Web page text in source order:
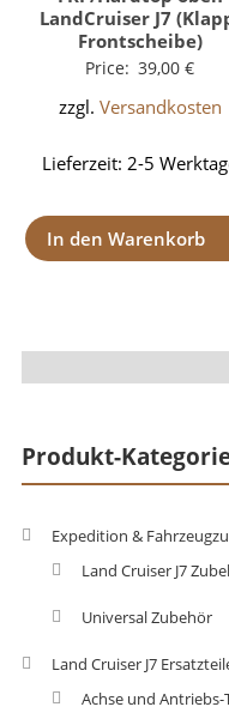
LandCruiser J7
Frontscheibe)
Price: 39,00€
zzgl. Versandkosten
Lieferzeit:2-5
In den Warenkorb
Produkt-
Expedition &
Land Cruiser J7
Universal Zubehör
Land Cruiser J7
Achse und Antriebs-